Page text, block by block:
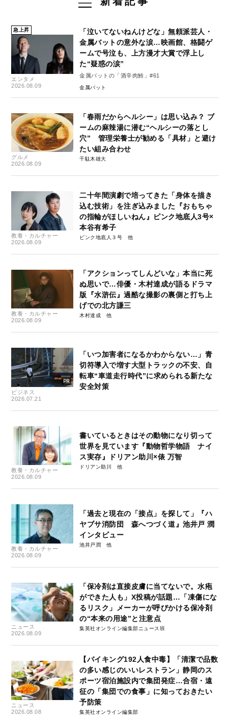
急上昇
エンタメ
2026.08.09
「泣いてないねんけどな」無頼派芸人・
金属バットの意外な涙…映画館、格闘ゲ
ームで号泣も、上方漫才大賞で浮上し
た“疑惑の涙”
金属バットの「酒辛肉鮪」#61
金属バット
グルメ
2026.08.09
「春雨だからヘルシー」は思い込み？ ブ
ームの麻辣湯に潜む“ヘルシーの落とし
穴” 管理栄養士が勧める「具材」と避け
たい組み合わせ
千駄木雄大
教養・カルチャー
2026.08.09
二十年間演劇で培ってきた「身体を描き
込む技術」を注ぎ込みました『おもちゃ
の指輪がほしいねん』ピンク地底人3号×
本谷有希子
ピンク地底人３号
教養・カルチャー
2026.08.09
「アクションってしんどいな」本当に死
ぬ思いで…俳優・木村達成が語るドラマ
版『水滸伝』過酷な撮影の裏側と打ち上
げでの北方謙三
木村達成
ビジネス
2026.07.21
「いつ加害者になるかわからない…」青
切符導入で増す大型トラックの不安、自
転車“車道走行時代”に求められる新たな
安全対策
教養・カルチャー
2026.08.09
書いているときはその動物になり切って
世界を見ています『動物哲学物語 ナイ
ス実存』ドリアン助川×俵 万智
ドリアン助川
教養・カルチャー
2026.08.09
「過去と現在の「接点」を探して」『ハ
ヤブサ消防団 森へつづく道』池井戸 潤
インタビュー
池井戸潤
ニュース
2026.08.09
「保冷剤は直接皮膚に当てないで。水疱
ができた人も」X投稿が話題…「凍傷にな
るリスク」メーカーが呼びかける保冷剤
の“本来の用途”と注意点
集英社オンライン編集部ニュース班
ニュース
2026.08.08
【バイキング192人食中毒】「清潔で品数
の多い感じのいいレストラン」静岡のス
ポーツ宿泊施設内で集団発症…合宿・遠
征の「集団での食事」に知っておきたい
予防策
集英社オンライン編集部